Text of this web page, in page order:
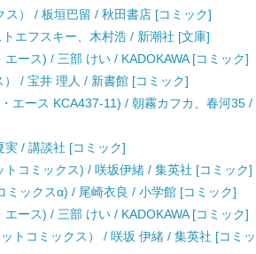
ス） / 板垣巴留 / 秋田書店 [コミック]
エフスキー、木村浩 / 新潮社 [文庫]
ース) / 三部 けい / KADOKAWA [コミック]
/ 宝井 理人 / 新書館 [コミック]
エース KCA437-11) / 朝霧カフカ、春河35 /
実 / 講談社 [コミック]
コミックス) / 咲坂伊緒 / 集英社 [コミック]
ックスα) / 尾崎衣良 / 小学館 [コミック]
ース) / 三部 けい / KADOKAWA [コミック]
トコミックス） / 咲坂 伊緒 / 集英社 [コミッ